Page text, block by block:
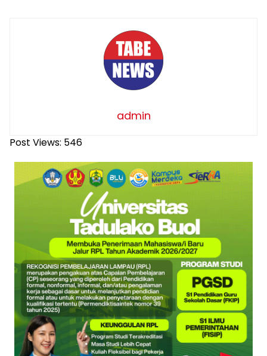
admin
Post Views: 546